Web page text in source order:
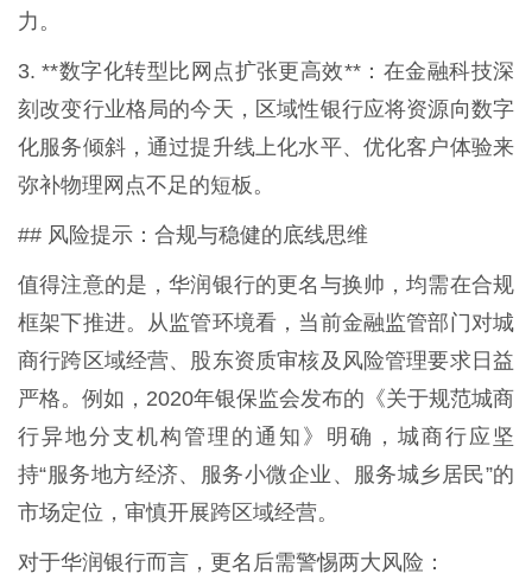
力。
3. **数字化转型比网点扩张更高效**：在金融科技深
刻改变行业格局的今天，区域性银行应将资源向数字
化服务倾斜，通过提升线上化水平、优化客户体验来
弥补物理网点不足的短板。
## 风险提示：合规与稳健的底线思维
值得注意的是，华润银行的更名与换帅，均需在合规
框架下推进。从监管环境看，当前金融监管部门对城
商行跨区域经营、股东资质审核及风险管理要求日益
严格。例如，2020年银保监会发布的《关于规范城商
行异地分支机构管理的通知》明确，城商行应坚
持“服务地方经济、服务小微企业、服务城乡居民”的
市场定位，审慎开展跨区域经营。
对于华润银行而言，更名后需警惕两大风险：